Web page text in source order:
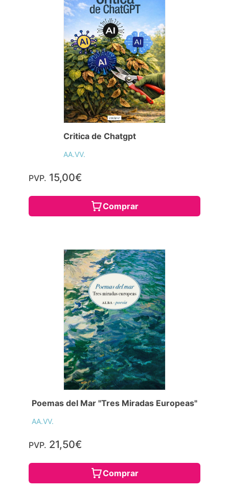
Critica de Chatgpt
AA.VV.
PVP. 15,00€
Comprar
Poemas del Mar "Tres Miradas Europeas"
AA.VV.
PVP. 21,50€
Comprar